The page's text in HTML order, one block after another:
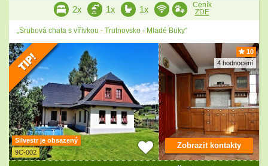
2x 1x 1x
Ceník
ZDE
„Srubová chata s vířivkou - Trutnovsko - Mladé Buky“
10
4 hodnocení
Silvestr je obsazený
9C-002
Zobrazit kontakty